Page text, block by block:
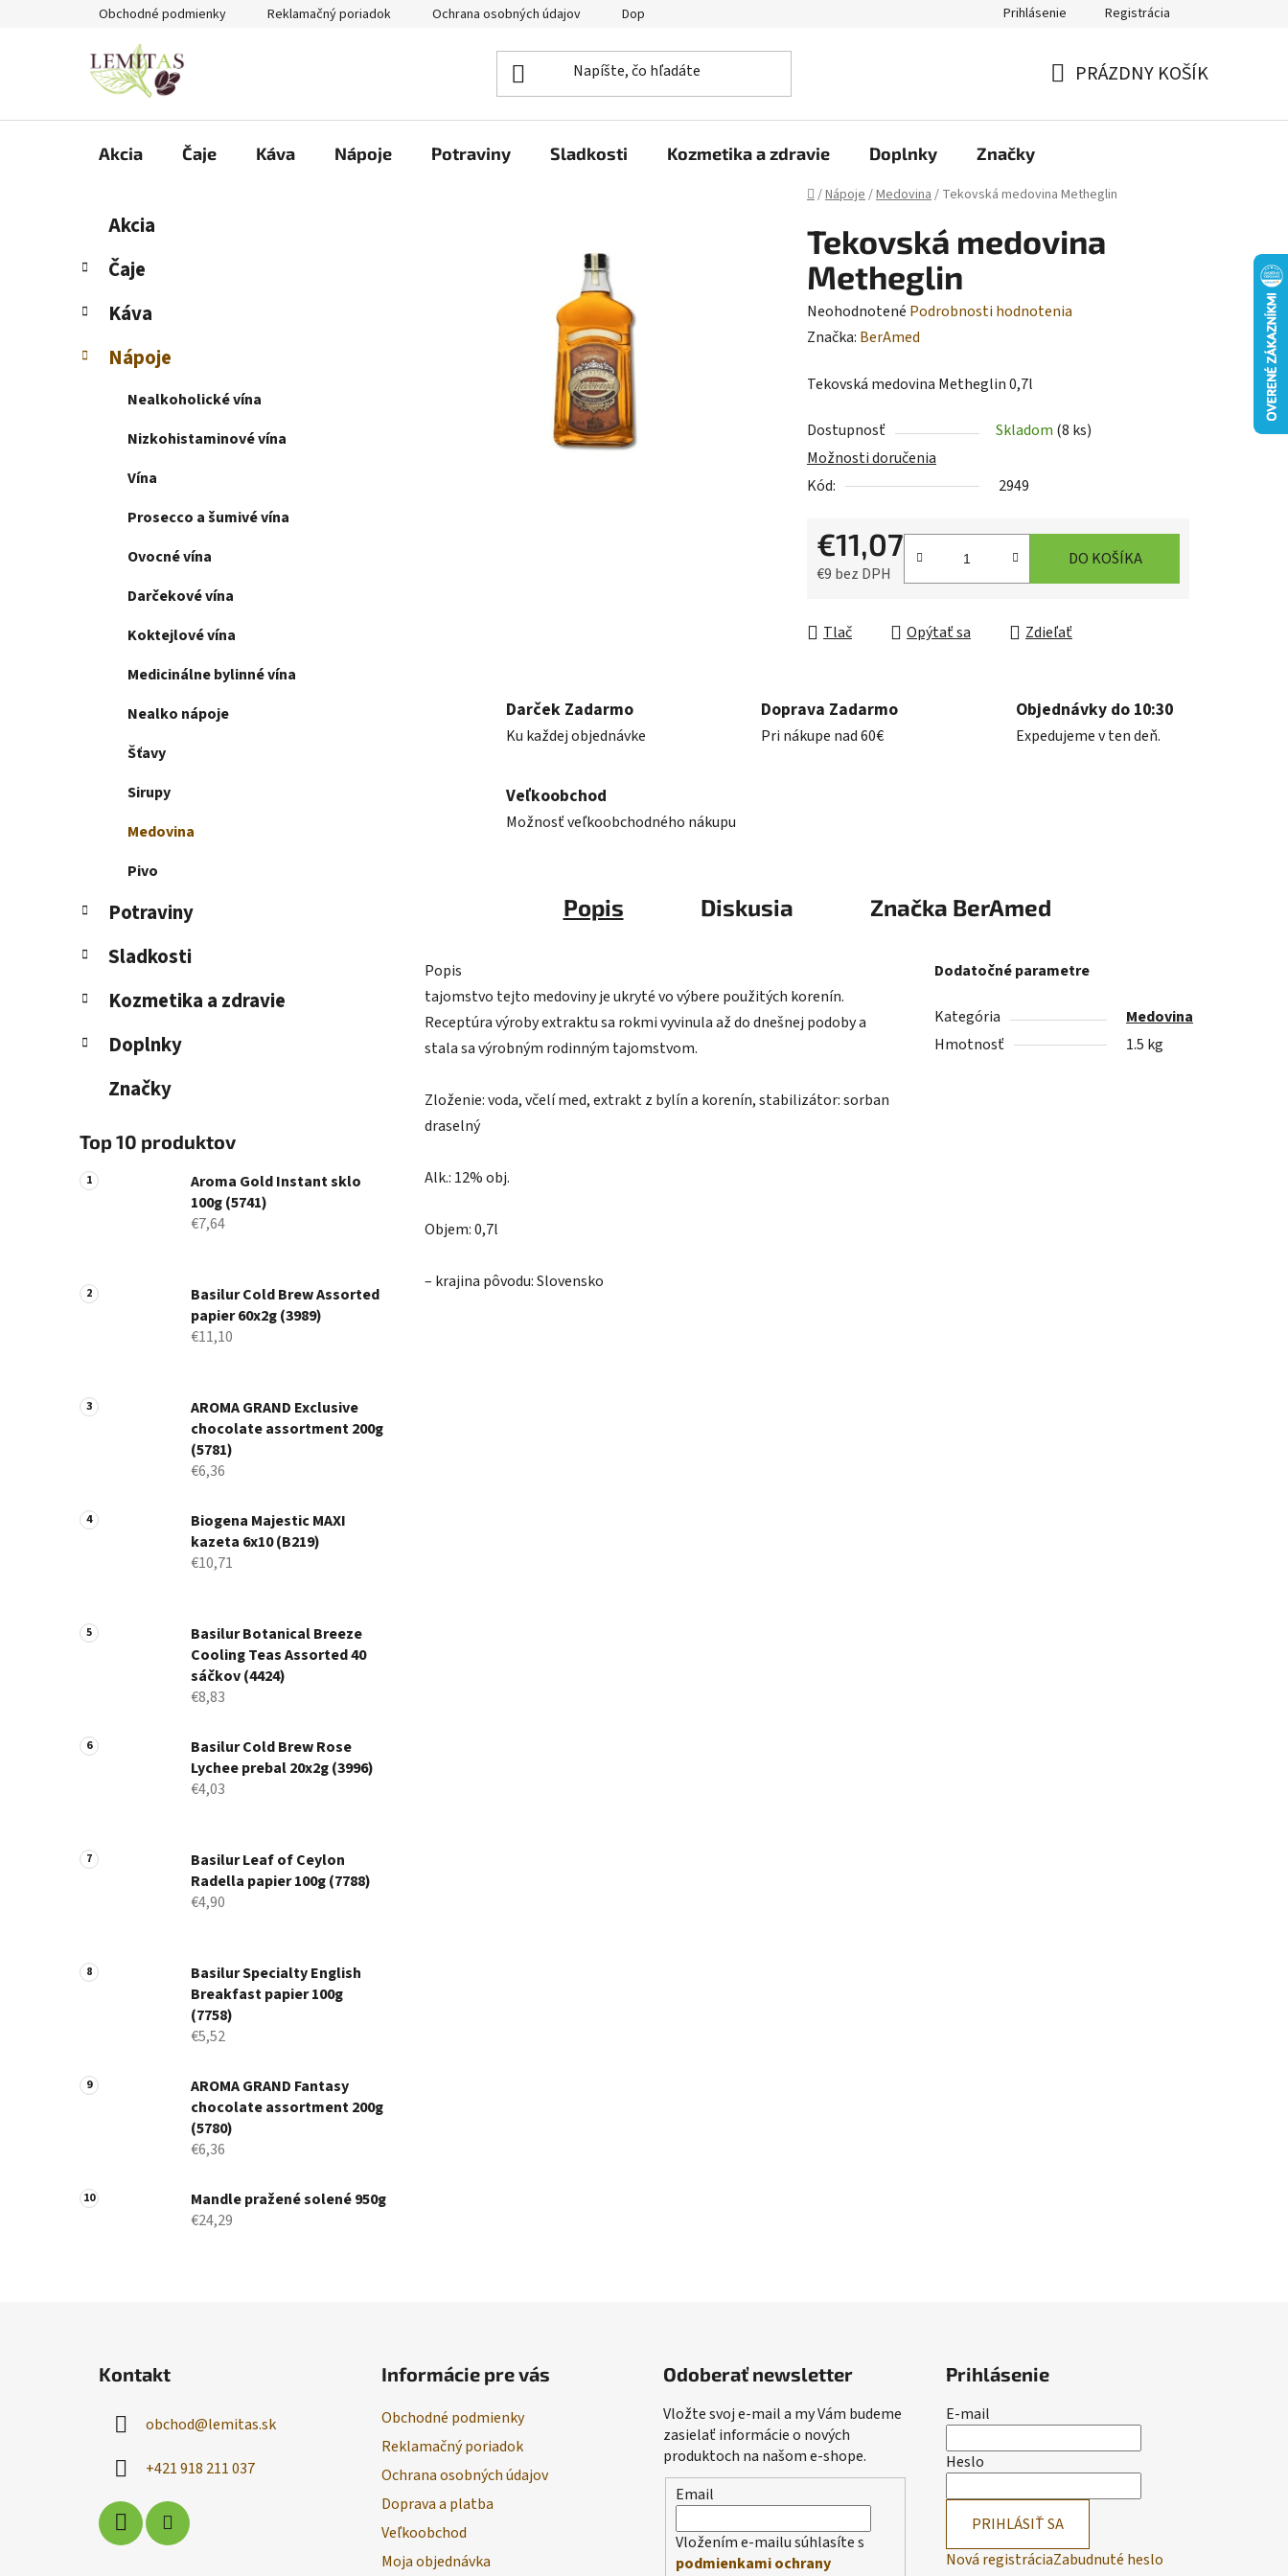
Obchodné podmienky Reklamačný poriadok Ochrana osobných údajov Doprava a platba Prihlásenie Registrácia
PRÁZDNY KOŠÍK
Akcia Čaje Káva Nápoje Potraviny Sladkosti Kozmetika a zdravie Doplnky Značky
Domov
/Nápoje/Medovina/ Tekovská medovina Metheglin
č
ý
a
Preskočiť
kategórie
e
ó
i
Akcia
Čaje
Káva
Nápoje
Nealkoholické vína
Nizkohistaminové vína
Vína
Prosecco a šumivé vína
Ovocné vína
Darčekové vína
Koktejlové vína
Medicinálne bylinné vína
Nealko nápoje
Šťavy
Sirupy
Medovina
Pivo
Potraviny
Sladkosti
Kozmetika a zdravie
Doplnky
Značky
Top 10 produktov
Aroma Gold Instant sklo
100g (5741)
€7,64
Basilur Cold Brew Assorted
papier 60x2g (3989)
€11,10
AROMA GRAND Exclusive
chocolate assortment 200g
(5781)
€6,36
Biogena Majestic MAXI
kazeta 6x10 (B219)
€10,71
Basilur Botanical Breeze
Cooling Teas Assorted 40
sáčkov (4424)
€8,83
Basilur Cold Brew Rose
Lychee prebal 20x2g (3996)
€4,03
Basilur Leaf of Ceylon
Radella papier 100g (7788)
€4,90
Basilur Specialty English
Breakfast papier 100g
(7758)
€5,52
AROMA GRAND Fantasy
chocolate assortment 200g
(5780)
€6,36
Mandle pražené solené 950g
€24,29
Tekovská medovina
Metheglin
Priemerné
hodnotenie
je
z
5
hviezdičiek.
Neohodnotené Podrobnosti hodnotenia
Značka: BerAmed
Tekovská medovina Metheglin 0,7l
Dostupnosť Skladom (8 ks)
Možnosti doručenia
Kód:
2949
€11,07
€9 bez DPH
DO KOŠÍKA
Tlač Opýtať sa Zdieľať
Darček Zadarmo
Ku každej objednávke
Doprava Zadarmo
Pri nákupe nad 60€
Objednávky do 10:30
Expedujeme v ten deň.
Veľkoobchod
Možnosť veľkoobchodného nákupu
Popis Diskusia Značka BerAmed
Popis
tajomstvo tejto medoviny je ukryté vo výbere použitých korenín.
Receptúra výroby extraktu sa rokmi vyvinula až do dnešnej podoby a
stala sa výrobným rodinným tajomstvom.
Zloženie: voda, včelí med, extrakt z bylín a korenín, stabilizátor: sorban
draselný
Alk.: 12% obj.
Objem: 0,7l
– krajina pôvodu: Slovensko
Dodatočné parametre
Kategória
Medovina
Hmotnosť
1.5 kg
Kontakt
obchod@lemitas.sk
+421 918 211 037
Informácie pre vás
Obchodné podmienky
Reklamačný poriadok
Ochrana osobných údajov
Doprava a platba
Veľkoobchod
Moja objednávka
Odoberať newsletter
Vložte svoj e-mail a my Vám budeme
zasielať informácie o nových
produktoch na našom e-shope.
Email
Vložením e-mailu súhlasíte s
podmienkami ochrany
Prihlásenie
E-mail
Heslo
PRIHLÁSIŤ SA
Nová registráciaZabudnuté heslo